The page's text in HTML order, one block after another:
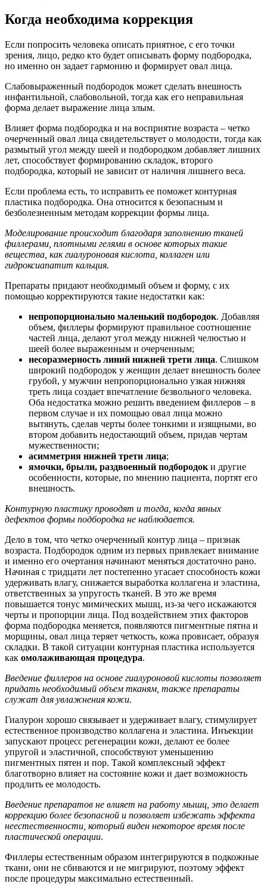
Когда необходима коррекция
Если попросить человека описать приятное, с его точки
зрения, лицо, редко кто будет описывать форму подбородка,
но именно он задает гармонию и формирует овал лица.
Слабовыраженный подбородок может сделать внешность
инфантильной, слабовольной, тогда как его неправильная
форма делает выражение лица злым.
Влияет форма подбородка и на восприятие возраста – четко
очерченный овал лица свидетельствует о молодости, тогда как
размытый угол между шеей и подбородком добавляет лишних
лет, способствует формированию складок, второго
подбородка, который не зависит от наличия лишнего веса.
Если проблема есть, то исправить ее поможет контурная
пластика подбородка. Она относится к безопасным и
безболезненным методам коррекции формы лица.
Моделирование происходит благодаря заполнению тканей
филлерами, плотными гелями в основе которых такие
вещества, как гиалуроновая кислота, коллаген или
гидроксиапатит кальция.
Препараты придают необходимый объем и форму, с их
помощью корректируются такие недостатки как:
непропорционально маленький подбородок. Добавляя
объем, филлеры формируют правильное соотношение
частей лица, делают угол между нижней челюстью и
шеей более выраженным и очерченным;
несоразмерность линий нижней трети лица. Слишком
широкий подбородок у женщин делает внешность более
грубой, у мужчин непропорционально узкая нижняя
треть лица создает впечатление безвольного человека.
Оба недостатка можно решить введением филлеров – в
первом случае и их помощью овал лица можно
вытянуть, сделав черты более тонкими и изящными, во
втором добавить недостающий объем, придав чертам
мужественности;
асимметрия нижней трети лица;
ямочки, брыли, раздвоенный подбородок и другие
особенности, которые, по мнению пациента, портят его
внешность.
Контурную пластику проводят и тогда, когда явных
дефектов формы подбородка не наблюдается.
Дело в том, что четко очерченный контур лица – признак
возраста. Подбородок одним из первых привлекает внимание
и именно его очертания начинают меняться достаточно рано.
Начиная с тридцати лет постепенно угасает способность кожи
удерживать влагу, снижается выработка коллагена и эластина,
ответственных за упругость тканей. В это же время
повышается тонус мимических мышц, из-за чего искажаются
черты и пропорции лица. Под воздействием этих факторов
форма подбородка меняется, появляются пигментные пятна и
морщины, овал лица теряет четкость, кожа провисает, образуя
складки. В такой ситуации контурная пластика используется
как омолаживающая процедура.
Введение филлеров на основе гиалуроновой кислоты позволяет
придать необходимый объем тканям, также препараты
служат для увлажнения кожи.
Гиалурон хорошо связывает и удерживает влагу, стимулирует
естественное производство коллагена и эластина. Инъекции
запускают процесс регенерации кожи, делают ее более
упругой и эластичной, способствуют уменьшению
пигментных пятен и пор. Такой комплексный эффект
благотворно влияет на состояние кожи и дает возможность
продлить ее молодость.
Введение препаратов не влияет на работу мышц, это делает
коррекцию более безопасной и позволяет избежать эффекта
неестественности, который виден некоторое время после
пластической операции.
Филлеры естественным образом интегрируются в подкожные
ткани, они не сбиваются и не мигрируют, поэтому эффект
после процедуры максимально естественный.